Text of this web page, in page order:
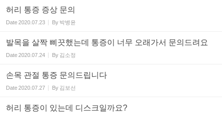
허리 통증 증상 문의
Date2020.07.23 By 박병윤
발목을 살짝 삐끗했는데 통증이 너무 오래가서 문의드려요
Date2020.07.24 By 김소정
손목 관절 통증 문의드립니다
Date2020.07.27 By 김보선
허리 통증이 있는데 디스크일까요?